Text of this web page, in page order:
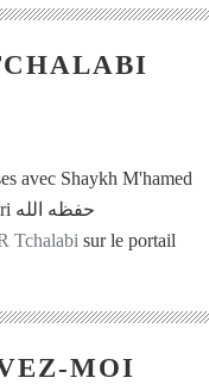
avec Shaykh M'hamed
Tchalabi Al Djazaïri حفظه الله
Tchalabi sur le portail
MOI